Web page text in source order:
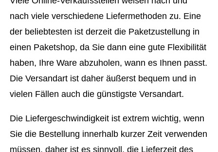
nach viele verschiedene Liefermethoden zu. Eine
der beliebtesten ist derzeit die Paketzustellung in
einen Paketshop, da Sie dann eine gute Flexibilität
haben, Ihre Ware abzuholen, wann es Ihnen passt.
Die Versandart ist daher äußerst bequem und in
vielen Fällen auch die günstigste Versandart.
Die Liefergeschwindigkeit ist extrem wichtig, wenn
Sie die Bestellung innerhalb kurzer Zeit verwenden
müssen, daher ist es sinnvoll, die Lieferzeit des